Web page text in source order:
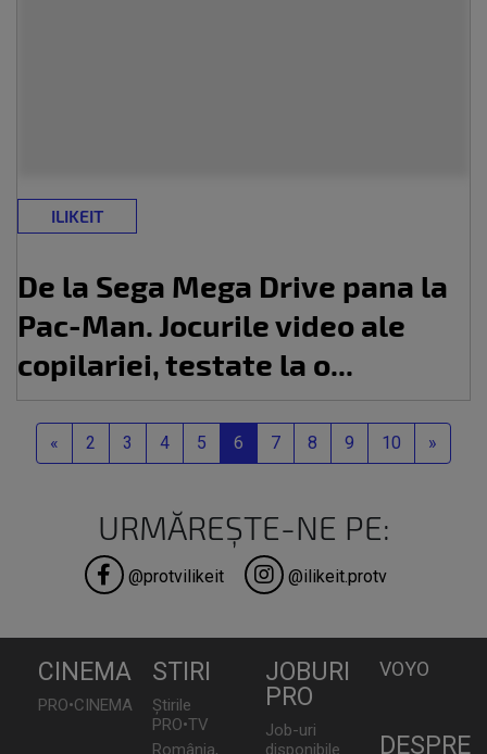
ILIKEIT
De la Sega Mega Drive pana la
Pac-Man. Jocurile video ale
copilariei, testate la o...
« Previous
2 3 4 5 6 7 8 9 10 »
URMĂREȘTE-NE PE:
@protvilikeit @ilikeit.protv
CINEMA
PRO•CINEMA
STIRI
Știrile
PRO•TV
România,
JOBURI
PRO
Job-uri
disponibile
VOYO
DESPRE